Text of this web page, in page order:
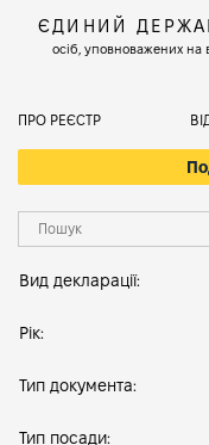
ЄДИНИЙ
осіб, уповноважених на
ПРО РЕЄСТР
Вид декларації:
Рік:
Тип документа:
Тип посади: